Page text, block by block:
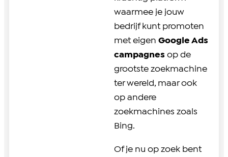
waarmee je jouw
bedrijf kunt promoten
met eigen Google Ads
campagnes op de
grootste zoekmachine
ter wereld, maar ook
op andere
zoekmachines zoals
Bing.
Of je nu op zoek bent